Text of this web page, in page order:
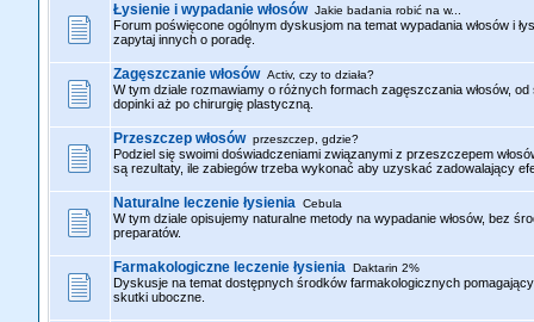
Łysienie i wypadanie włosów Jakie badania robić na w...
Forum poświęcone ogólnym dyskusjom na temat wypadania włosów i
zapytaj innych o poradę.
Zagęszczanie włosów Activ, czy to działa?
W tym dziale rozmawiamy o różnych formach zagęszczania włosów,
dopinki aż po chirurgię plastyczną.
Przeszczep włosów przeszczep, gdzie?
Podziel się swoimi doświadczeniami związanymi z przeszczepem
są rezultaty, ile zabiegów trzeba wykonać aby uzyskać zadowalający
Naturalne leczenie łysienia Cebula
W tym dziale opisujemy naturalne metody na wypadanie włosów, bez
preparatów.
Farmakologiczne leczenie łysienia Daktarin 2%
Dyskusje na temat dostępnych środków farmakologicznych
skutki uboczne.